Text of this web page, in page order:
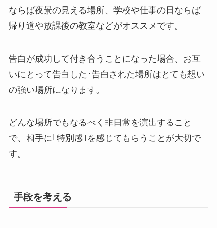
ならば夜景の見える場所、学校や仕事の日ならば
帰り道や放課後の教室などがオススメです。
告白が成功して付き合うことになった場合、お互
いにとって告白した･告白された場所はとても想い
の強い場所になります。
どんな場所でもなるべく非日常を演出すること
で、相手に｢特別感｣を感じてもらうことが大切で
す。
手段を考える